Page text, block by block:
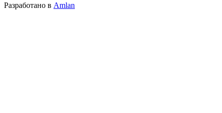
Разработано в Amlan